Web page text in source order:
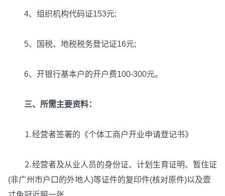
4、组织机构代码证153元;
5、国税、地税税务登记证16元;
6、开银行基本户的开户费100-300元。
三、所需主要资料：
⒈经营者签署的《个体工商户开业申请登记书》
⒉经营者及从业人员的身份证、计划生育证明、暂住证
(非广州市户口的外地人)等证件的复印件(核对原件)以及壹